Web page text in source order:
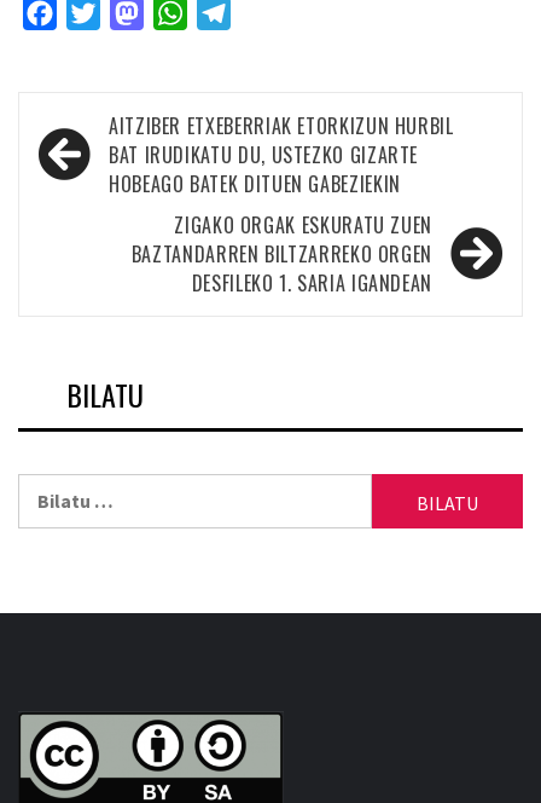
FacebookTwitterMastodonWhatsApp
Bidalketetan
zehar
nabigatu
AITZIBER ETXEBERRIAK ETORKIZUN HURBIL
BAT IRUDIKATU DU, USTEZKO GIZARTE
HOBEAGO BATEK DITUEN GABEZIEKIN
ZIGAKO ORGAK ESKURATU ZUEN
BAZTANDARREN BILTZARREKO ORGEN
DESFILEKO 1. SARIA IGANDEAN
BILATU